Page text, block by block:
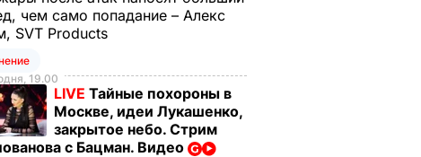
чем само попадание – Алекс
SVT Products
19.00
LIVE Тайные похороны в
Москве, идеи Лукашенко,
закрытое небо. Стрим
с Бацман. Видео